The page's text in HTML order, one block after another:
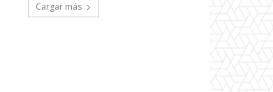
Cargar más